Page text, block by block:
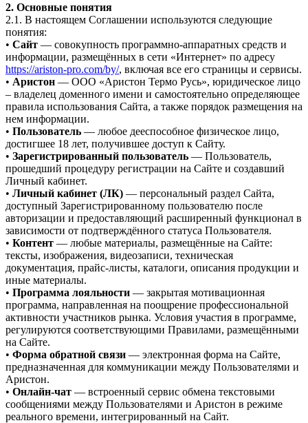
2. Основные понятия
2.1. В настоящем Соглашении используются следующие
понятия:
• Сайт — совокупность программно-аппаратных средств и
информации, размещённых в сети «Интернет» по адресу
https://ariston-pro.com/by/, включая все его страницы и сервисы.
• Аристон — ООО «Аристон Термо Русь», юридическое лицо
– владелец доменного имени и самостоятельно определяющее
правила использования Сайта, а также порядок размещения на
нем информации.
• Пользователь — любое дееспособное физическое лицо,
достигшее 18 лет, получившее доступ к Сайту.
• Зарегистрированный пользователь — Пользователь,
прошедший процедуру регистрации на Сайте и создавший
Личный кабинет.
• Личный кабинет (ЛК) — персональный раздел Сайта,
доступный Зарегистрированному пользователю после
авторизации и предоставляющий расширенный функционал в
зависимости от подтверждённого статуса Пользователя.
• Контент — любые материалы, размещённые на Сайте:
тексты, изображения, видеозаписи, техническая
документация, прайс-листы, каталоги, описания продукции и
иные материалы.
• Программа лояльности — закрытая мотивационная
программа, направленная на поощрение профессиональной
активности участников рынка. Условия участия в программе,
регулируются соответствующими Правилами, размещёнными
на Сайте.
• Форма обратной связи — электронная форма на Сайте,
предназначенная для коммуникации между Пользователями и
Аристон.
• Онлайн-чат — встроенный сервис обмена текстовыми
сообщениями между Пользователями и Аристон в режиме
реального времени, интегрированный на Сайт.